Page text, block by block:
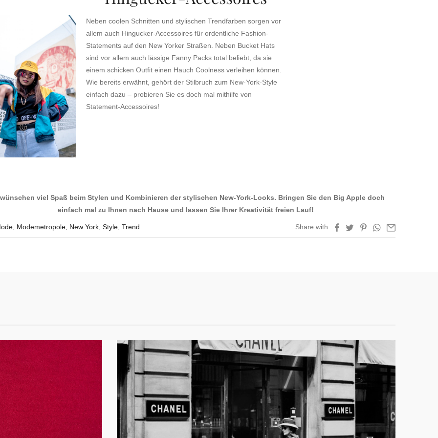
Neben coolen Schnitten und stylischen Trendfarben sorgen vor
allem auch Hingucker-Accessoires für ordentliche Fashion-
Statements auf den New Yorker Straßen. Neben Bucket Hats
sind vor allem auch lässige Fanny Packs total beliebt, da sie
einem schicken Outfit einen Hauch Coolness verleihen können.
Wie bereits erwähnt, gehört der Stilbruch zum New-York-Style
einfach dazu – probieren Sie es doch mal mithilfe von
Statement-Accessoires!
viel Spaß beim Stylen und Kombinieren der stylischen New-York-Looks. Bringen Sie den Big Apple doch
einfach mal zu Ihnen nach Hause und lassen Sie Ihrer Kreativität freien Lauf!
, Modemetropole, New York, Style, Trend Share with